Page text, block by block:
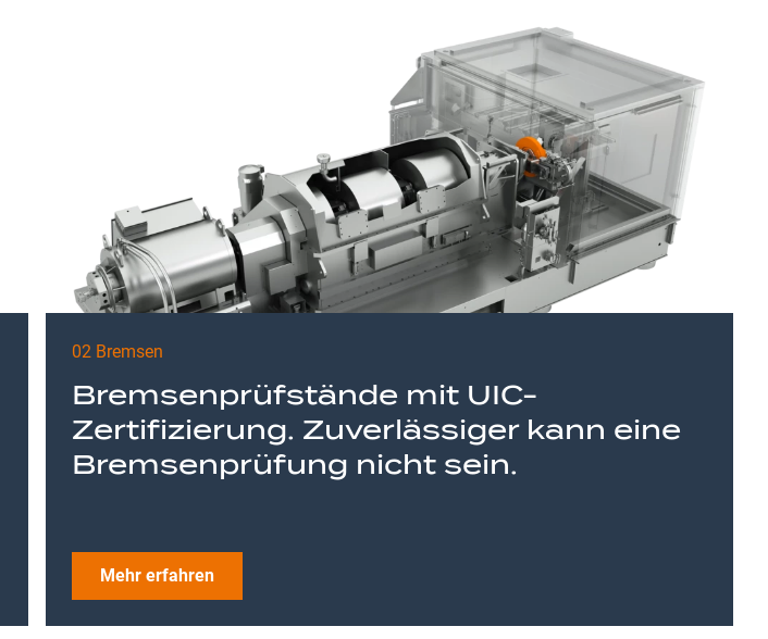
02 Bremsen
Bremsenprüfstände mit UIC-
Zertifizierung. Zuverlässiger kann eine
Bremsenprüfung nicht sein.
Mehr erfahren